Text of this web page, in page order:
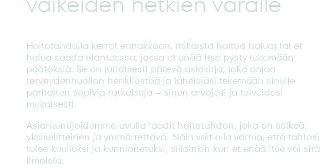
Hoitotahdolla kerrot ennakkoon, millaista hoitoa haluat tai et
halua saada tilanteessa, jossa et enää itse pysty tekemään
päätöksiä. Se on juridisesti pätevä asiakirja, joka ohjaa
terveydenhuollon henkilöstöä ja läheisiäsi tekemään sinulle
parhaiten sopivia ratkaisuja – sinun arvojesi ja toiveidesi
mukaisesti.
Asiantuntijoidemme avulla laadit hoitotahdon, joka on selkeä,
yksiselitteinen ja ymmärrettävä. Näin voit olla varma, että tahtosi
tulee kuulluksi ja kunnioitetuksi, silloinkin kun et enää itse voi sitä
ilmaista.